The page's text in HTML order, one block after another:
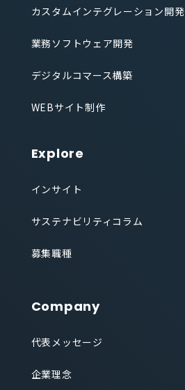
カスタムインテグレーション開発
業務ソフトウェア開発
デジタルコマース構築
WEBサイト制作
Explore
インサイト
サステナビリティコラム
募集職種
Company
代表メッセージ
企業理念